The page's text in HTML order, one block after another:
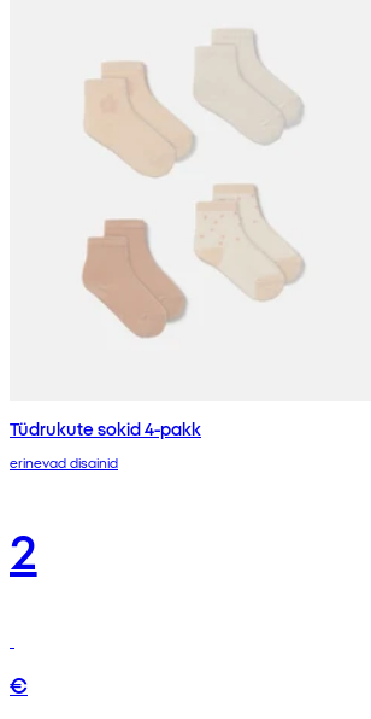
Tüdrukute sokid 4-pakk
erinevad disainid
2
€